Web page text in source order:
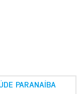
PARANAÍBA